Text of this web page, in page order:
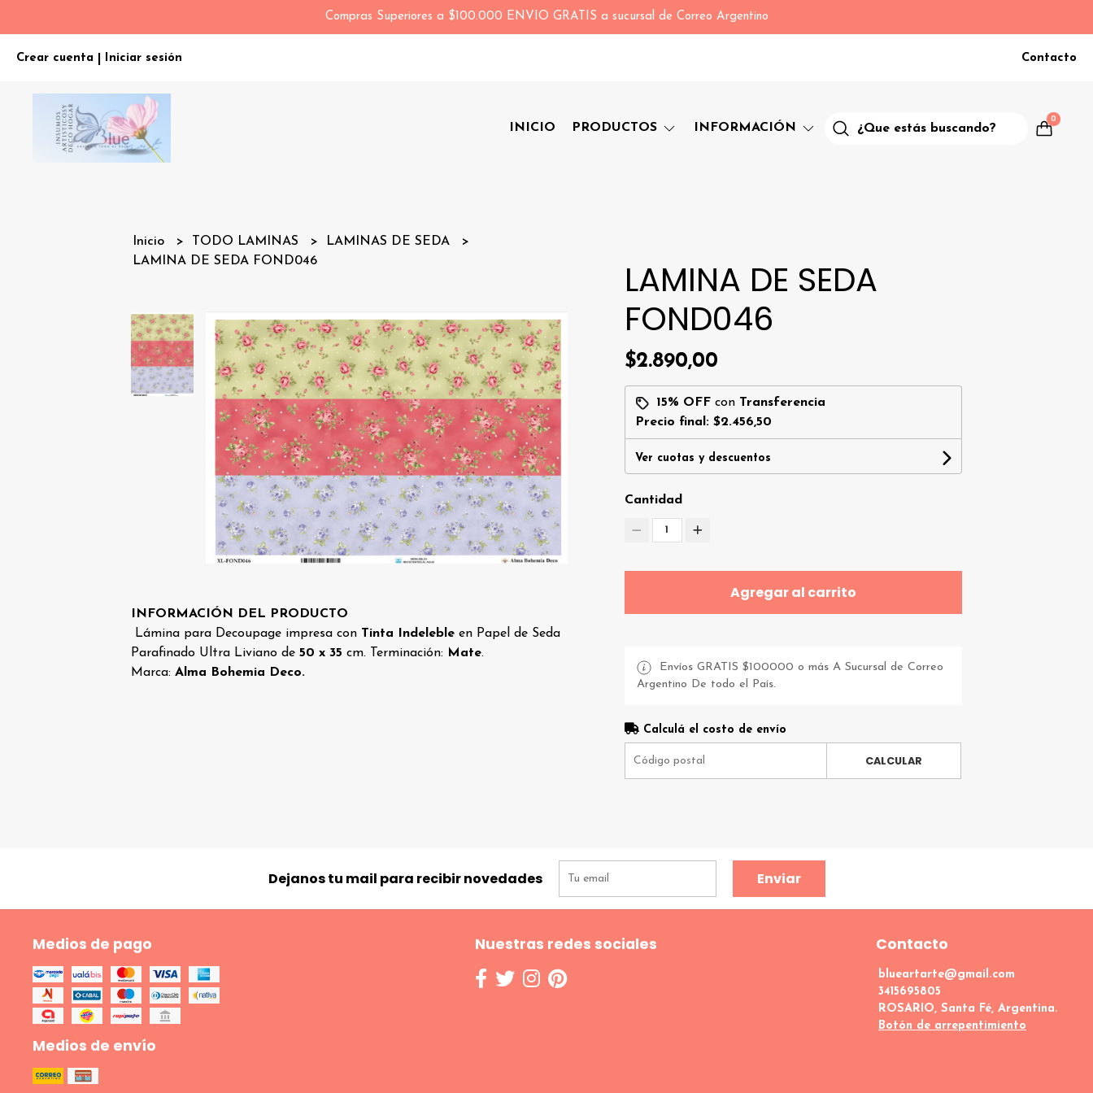
Compras Superiores a $100.000 ENVIO GRATIS a sucursal de Correo Argentino
Crear cuenta Iniciar sesión Contacto
INICIO PRODUCTOS INFORMACIÓN
0
Inicio TODO LAMINAS
LAMINAS DE SEDA
LAMINA DE SEDA FOND046
INFORMACIÓN DEL PRODUCTO
Lámina para Decoupage impresa con Tinta Indeleble en Papel de Seda
Parafinado Ultra Liviano de50 x 35 cm. Terminación: Mate.
Marca: Alma Bohemia Deco.
LAMINA DE SEDA
FOND046
$2.890,00
15% OFFcon Transferencia
Precio final: $2.456,50
Ver cuotas y descuentos
Cantidad
1
Agregar al carrito
Envíos GRATIS $100000 o más A Sucursal de Correo
Argentino De todo el País.
Calculá el costo de envío
CALCULAR
Dejanos tu mail para recibir novedades Enviar
Medios de pago
Medios de envío
Nuestras redes sociales Contacto
blueartarte@gmail.com
3415695805
ROSARIO, Santa Fé, Argentina.
Botón de arrepentimiento